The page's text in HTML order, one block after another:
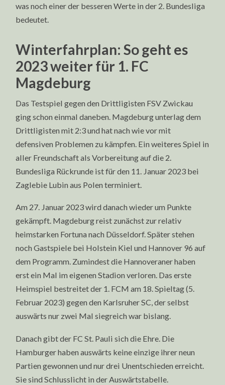
was noch einer der besseren Werte in der 2. Bundesliga
bedeutet.
Winterfahrplan: So geht es
2023 weiter für 1. FC
Magdeburg
Das Testspiel gegen den Drittligisten FSV Zwickau
ging schon einmal daneben. Magdeburg unterlag dem
Drittligisten mit 2:3 und hat nach wie vor mit
defensiven Problemen zu kämpfen. Ein weiteres Spiel in
aller Freundschaft als Vorbereitung auf die 2.
Bundesliga Rückrunde ist für den 11. Januar 2023 bei
Zaglebie Lubin aus Polen terminiert.
Am 27. Januar 2023 wird danach wieder um Punkte
gekämpft. Magdeburg reist zunächst zur relativ
heimstarken Fortuna nach Düsseldorf. Später stehen
noch Gastspiele bei Holstein Kiel und Hannover 96 auf
dem Programm. Zumindest die Hannoveraner haben
erst ein Mal im eigenen Stadion verloren. Das erste
Heimspiel bestreitet der 1. FCM am 18. Spieltag (5.
Februar 2023) gegen den Karlsruher SC, der selbst
auswärts nur zwei Mal siegreich war bislang.
Danach gibt der FC St. Pauli sich die Ehre. Die
Hamburger haben auswärts keine einzige ihrer neun
Partien gewonnen und nur drei Unentschieden erreicht.
Sie sind Schlusslicht in der Auswärtstabelle.